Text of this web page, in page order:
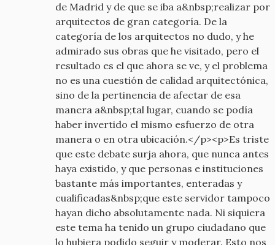
de Madrid y de que se iba a&nbsp;realizar por
arquitectos de gran categoría. De la
categoría de los arquitectos no dudo, y he
admirado sus obras que he visitado, pero el
resultado es el que ahora se ve, y el problema
no es una cuestión de calidad arquitectónica,
sino de la pertinencia de afectar de esa
manera a&nbsp;tal lugar, cuando se podía
haber invertido el mismo esfuerzo de otra
manera o en otra ubicación.</p><p>Es triste
que este debate surja ahora, que nunca antes
haya existido, y que personas e instituciones
bastante más importantes, enteradas y
cualificadas&nbsp;que este servidor tampoco
hayan dicho absolutamente nada. Ni siquiera
este tema ha tenido un grupo ciudadano que
lo hubiera podido seguir y moderar. Esto nos